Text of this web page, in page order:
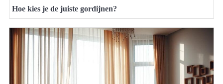
Hoe kies je de juiste gordijnen?